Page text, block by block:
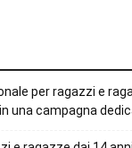
per ragazzi e
una campagna